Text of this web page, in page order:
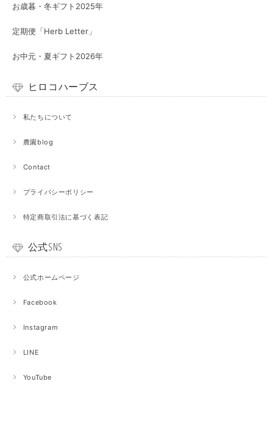
お歳暮・冬ギフト2025年
定期便「Herb Letter」
お中元・夏ギフト2026年
ヒロコハーブス
私たちについて
農園blog
Contact
プライバシーポリシー
特定商取引法に基づく表記
公式SNS
公式ホームページ
Facebook
Instagram
LINE
YouTube